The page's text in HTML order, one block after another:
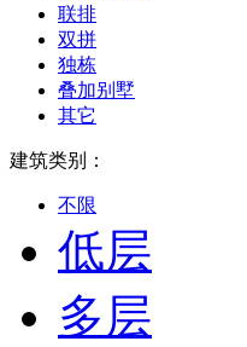
联排
双拼
独栋
叠加别墅
其它
建筑类别：
不限
低层
多层